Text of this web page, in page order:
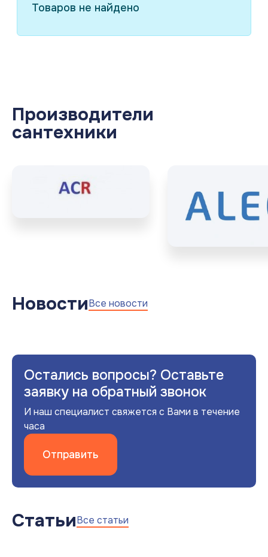
Товаров не найдено
Производители
сантехники
НовостиВсе новости
Остались вопросы? Оставьте
заявку на обратный звонок
И наш специалист свяжется с Вами в течение
часа
Отправить
СтатьиВсе статьи